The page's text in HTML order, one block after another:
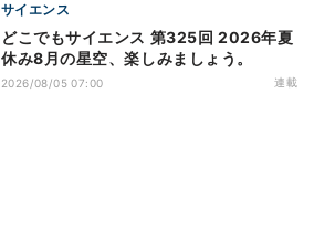
サイエンス
どこでもサイエンス 第325回 2026年夏
休み8月の星空、楽しみましょう。
2026/08/05 07:00 連載